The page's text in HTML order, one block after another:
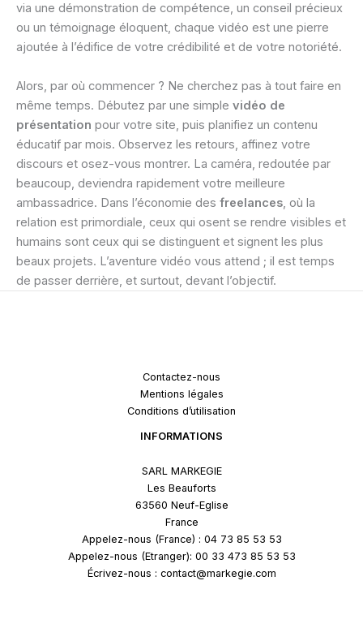
via une démonstration de compétence, un conseil précieux
ou un témoignage éloquent, chaque vidéo est une pierre
ajoutée à l’édifice de votre crédibilité et de votre notoriété.
Alors, par où commencer ? Ne cherchez pas à tout faire en
même temps. Débutez par une simple vidéo de
présentation pour votre site, puis planifiez un contenu
éducatif par mois. Observez les retours, affinez votre
discours et osez-vous montrer. La caméra, redoutée par
beaucoup, deviendra rapidement votre meilleure
ambassadrice. Dans l’économie des freelances , où la
relation est primordiale, ceux qui osent se rendre visibles et
humains sont ceux qui se distinguent et signent les plus
beaux projets. L’aventure vidéo vous attend ; il est temps
de passer derrière, et surtout, devant l’objectif.
Contactez-nous
Mentions légales
Conditions d’utilisation
INFORMATIONS
SARL MARKEGIE
Les Beauforts
63560 Neuf-Eglise
France
Appelez-nous (France) : 04 73 85 53 53
Appelez-nous (Etranger): 00 33 473 85 53 53
Écrivez-nous : contact@markegie.com